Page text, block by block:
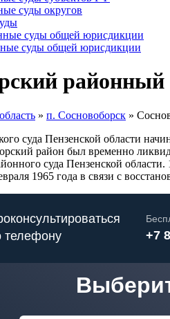
суды округов
суды общей юрисдикции
суды общей юрисдикции
районный
» п. Сосновоборск »
суда Пензенской области
район был временно
суда Пензенской
1965 года в связи с